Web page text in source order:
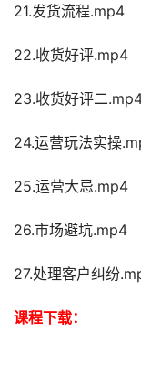
21.发货流程.mp4
22.收货好评.mp4
23.收货好评二
24.运营玩法实操
25.运营大忌.mp4
26.市场避坑.mp4
27.处理客户纠纷
课程下载：